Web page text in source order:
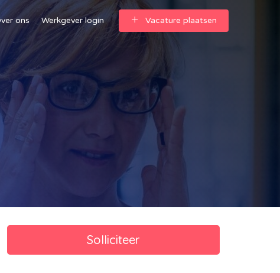
ons Werkgever login Vacature plaatsen